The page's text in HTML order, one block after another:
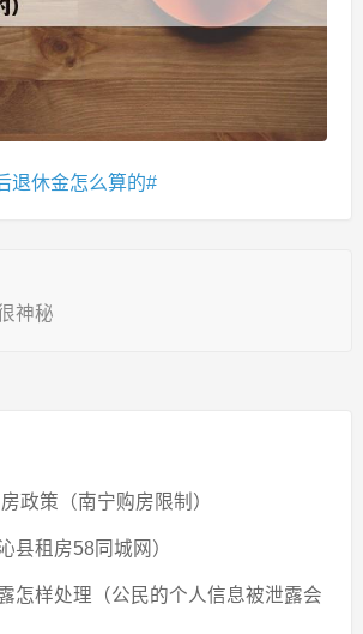
退休金怎么算的
神秘
政策（南宁购房限制）
县租房58同城网）
怎样处理（公民的个人信息被泄露会